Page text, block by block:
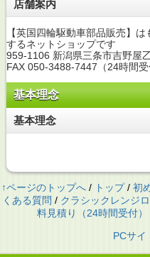
店舗案内
【英国四輪駆動車部品販売】
するネットショップです
959-1106 新潟県三条市吉野屋
FAX 050-3488-7447（24時間受
基本理念
基本理念
↑ページのトップへ/ トップ/ 初
くある質問 / クラシックレンジ
料見積り（24時間受付）
PCサイ